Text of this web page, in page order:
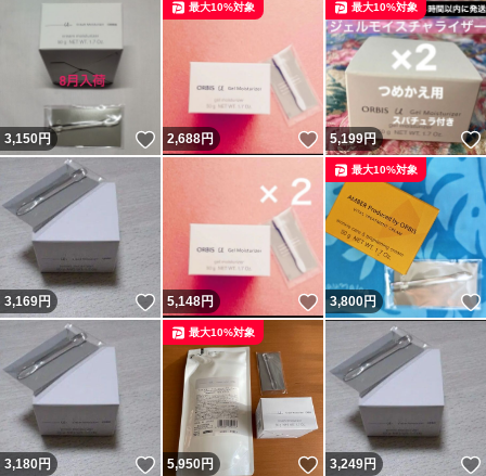
3,150円 いいね！
2,688円 いいね！
最大10%対象
5,199円
最大10%対象
3,169円 いいね！
5,148円 いいね！
3,800円
最大10%対象
3,180円 いいね！
5,950円 いいね！
最大10%対象
3,249円